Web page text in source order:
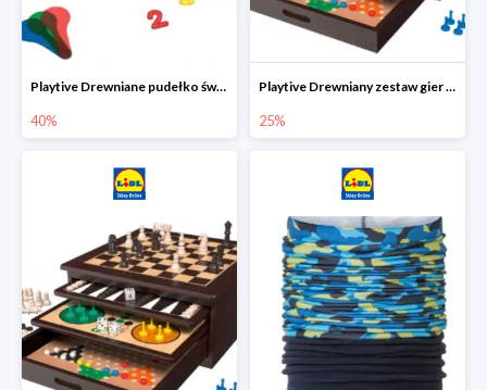
Playtive Drewniane pudełko świetlne MONTESSORI
40%
Playtive Drewniany zestaw gier 10 w 1
25%